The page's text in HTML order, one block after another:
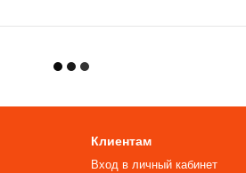
Клиентам
Вход в личный кабинет